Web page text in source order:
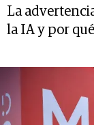
La
la IA y por